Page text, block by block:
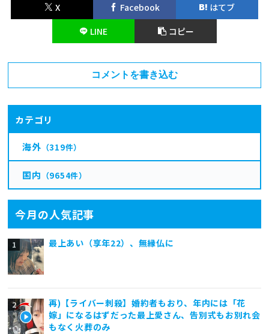
X Facebook
はてブ
LINE
コピー
コメントを書き込む
カテゴリ
海外 （319件）
国内 （9654件）
今月の人気記事
最上あい（享年22）、無縁仏に
再)【ライバー刺殺】婚約者もおり、年内には「花
嫁」になるはずだった最上愛さん、告別式もお別れ会
もなく火葬のみ